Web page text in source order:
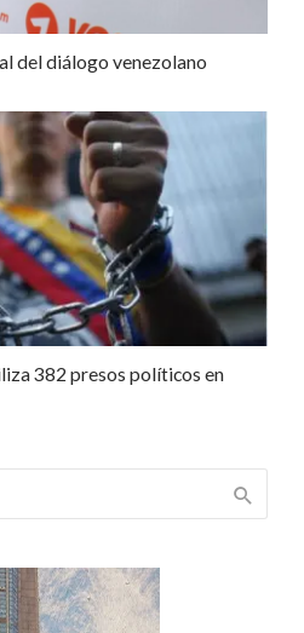
del diálogo venezolano
382 presos políticos en